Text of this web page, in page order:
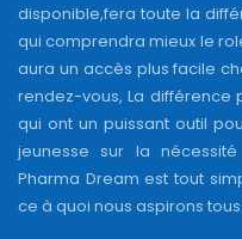
disponible,fera toute la
qui comprendra mieux le
aura un accès plus facile
rendez-vous, La différence
qui ont un puissant outil
jeunesse sur la
Pharma Dream est tout
ce à quoi nous aspirons